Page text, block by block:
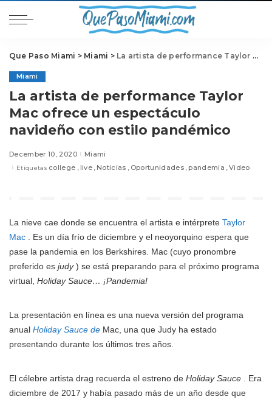
Que Paso Miami > Miami > La artista de performance Taylor Mac ofrece un espectáculo navideño con estilo pandémico
Miami
La artista de performance Taylor
Mac ofrece un espectáculo
navideño con estilo pandémico
December 10, 2020 Miami
Etiquetas college live Noticias Oportunidades pandemia Video
La nieve cae donde se encuentra el artista e intérprete Taylor
Mac . Es un día frío de diciembre y el neoyorquino espera que
pase la pandemia en los Berkshires. Mac (cuyo pronombre
preferido es judy) se está preparando para el próximo programa
virtual, Holiday Sauce… ¡Pandemia!
La presentación en línea es una nueva versión del programa
anual Holiday Sauce de Mac, una que Judy ha estado
presentando durante los últimos tres años.
El célebre artista drag recuerda el estreno de Holiday Sauce . Era
diciembre de 2017 y había pasado más de un año desde que